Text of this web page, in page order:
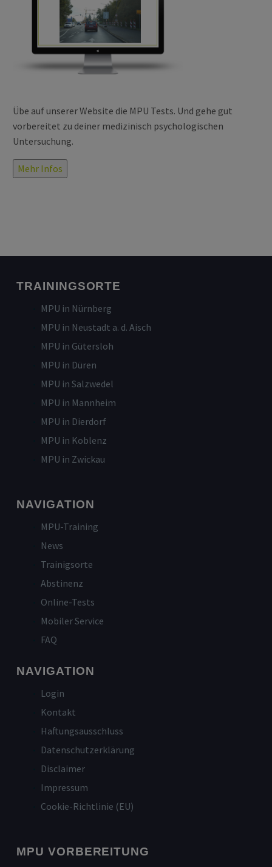
Übe auf unserer Website die MPU Tests. Und gehe gut
vorbereitet zu deiner medizinisch psychologischen
Untersuchung.
Mehr Infos
TRAININGSORTE
MPU in Nürnberg
MPU in Neustadt a. d. Aisch
MPU in Gütersloh
MPU in Düren
MPU in Salzwedel
MPU in Mannheim
MPU in Dierdorf
MPU in Koblenz
MPU in Zwickau
NAVIGATION
MPU-Training
News
Trainigsorte
Abstinenz
Online-Tests
Mobiler Service
FAQ
NAVIGATION
Login
Kontakt
Haftungsausschluss
Datenschutzerklärung
Disclaimer
Impressum
Cookie-Richtlinie (EU)
MPU VORBEREITUNG